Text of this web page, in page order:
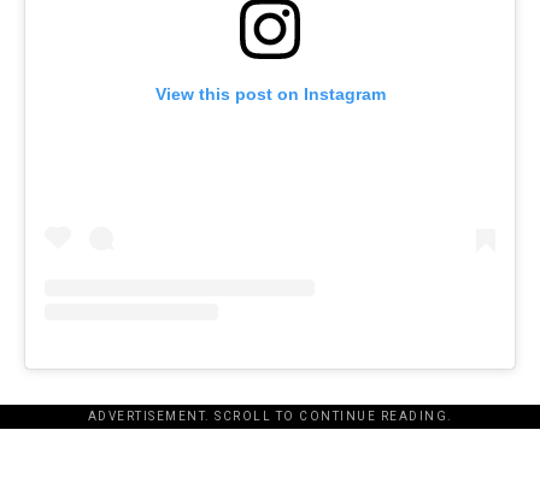
View this post on Instagram
ADVERTISEMENT. SCROLL TO CONTINUE READING.